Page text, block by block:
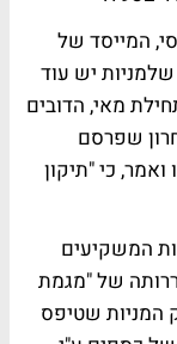
המייסד של
יש עוד
מאי, הדובים
שפרסם
כי "תיקון
המשקיעים
של "מגמת
המניות שטיפס